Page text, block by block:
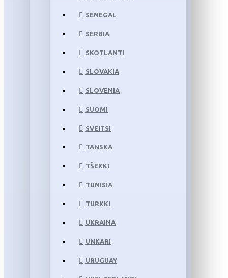
SENEGAL
SERBIA
SKOTLANTI
SLOVAKIA
SLOVENIA
SUOMI
SVEITSI
TANSKA
TŠEKKI
TUNISIA
TURKKI
UKRAINA
UNKARI
URUGUAY